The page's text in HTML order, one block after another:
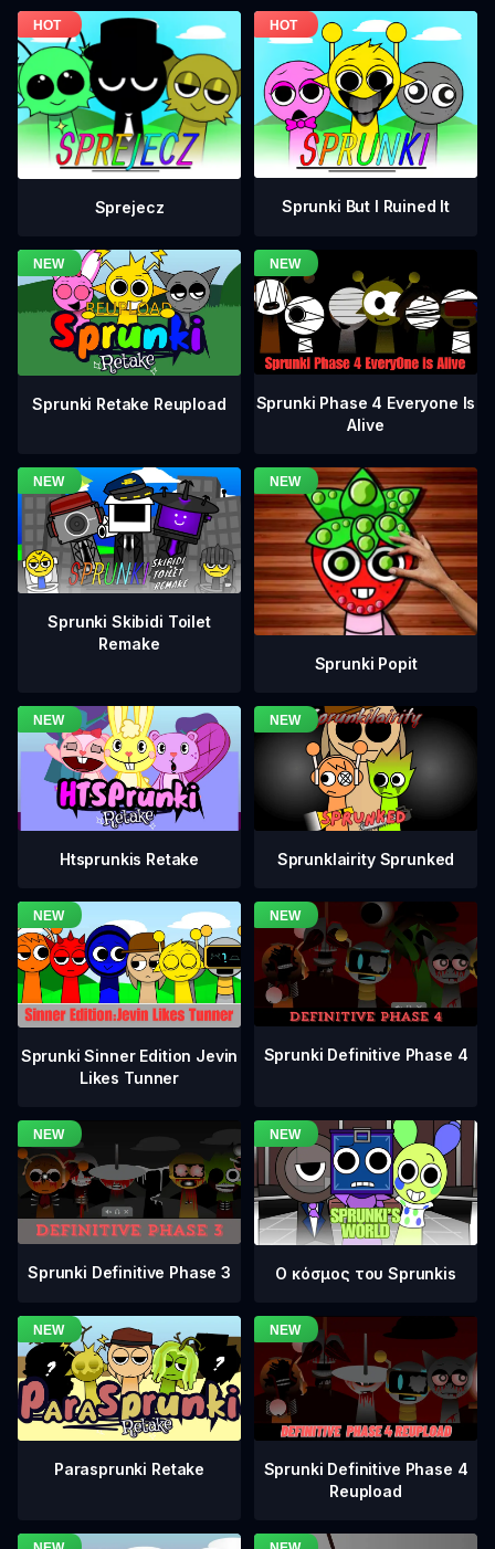
Sprejecz Sprunki But I Ruined It
Sprunki Retake Reupload
Sprunki Phase 4 Everyone Is
Alive
Sprunki Skibidi Toilet
Remake
Sprunki Popit
Htsprunkis Retake Sprunklairity Sprunked
Sprunki Sinner Edition Jevin
Likes Tunner
Sprunki Definitive Phase 4
Sprunki Definitive Phase 3 Ο κόσμος του Sprunkis
Parasprunki Retake
Sprunki Definitive Phase 4
Reupload